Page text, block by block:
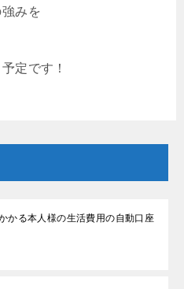
みを
定です！
かる本人様の生活費用の自動口座